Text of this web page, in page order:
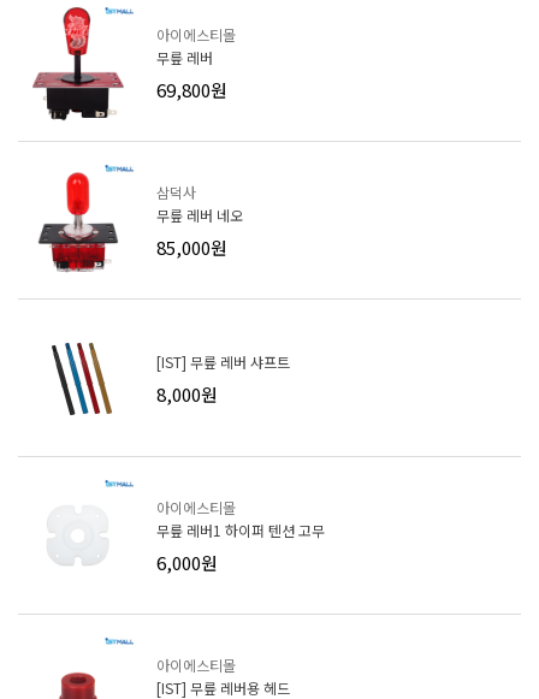
아이에스티몰
무릎 레버
69,800원
삼덕사
무릎 레버 네오
85,000원
[IST] 무릎 레버 샤프트
8,000원
아이에스티몰
무릎 레버1 하이퍼 텐션 고무
6,000원
아이에스티몰
[IST] 무릎 레버용 헤드